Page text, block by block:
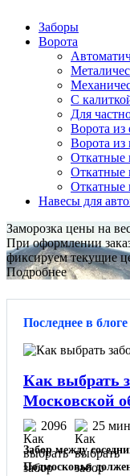
Заборы
Ворота
С
Для
Ворота из
Ворота из
Откатные
Откатные
Откатные
Навесы для
Заморозка цены на
При оформлении
фиксируем текущие
Подробнее
Последнее в блоге
Как выбрать
Московской
2096 25
Забор между
Подмосковья